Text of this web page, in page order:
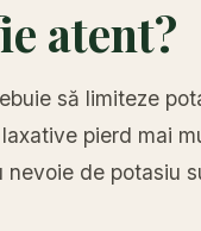
atent?
să limiteze
pierd mai
de potasiu